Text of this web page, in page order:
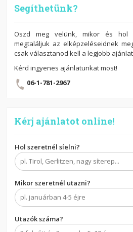
Segíthetünk?
Oszd meg velünk, mikor és hol
megtaláljuk az elképzeléseidnek
csak választanod kell a legjobb
Kérd ingyenes ajánlatunkat most!
06-1-781-2967
Kérj ajánlatot online!
Hol szeretnél síelni?
Mikor szeretnél utazni?
Utazók száma?